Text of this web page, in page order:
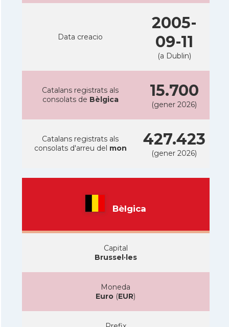
Data creacio
2005-
09-11
(a Dublin)
Catalans registrats als
consolats de Bèlgica 15.700
(gener 2026)
Catalans registrats als
consolats d'arreu del mon 427.423
(gener 2026)
Bèlgica
Capital
Brussel·les
Moneda
Euro (EUR)